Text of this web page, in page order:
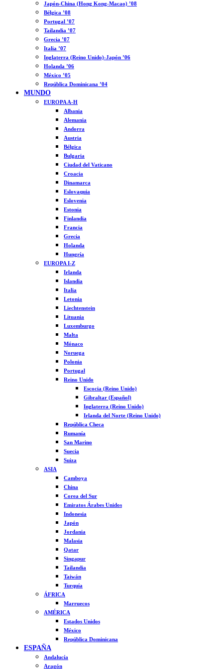
Japón-China (Hong Kong-Macao) ’08
Bélgica ’08
Portugal ’07
Tailandia ’07
Grecia ’07
Italia ’07
Inglaterra (Reino Unido)-Japón ’06
Holanda ’06
México ’05
República Dominicana ’04
MUNDO
EUROPA A-H
Albania
Alemania
Andorra
Austria
Bélgica
Bulgaria
Ciudad del Vaticano
Croacia
Dinamarca
Eslovaquia
Eslovenia
Estonia
Finlandia
Francia
Grecia
Holanda
Hungría
EUROPA I-Z
Irlanda
Islandia
Italia
Letonia
Liechtenstein
Lituania
Luxemburgo
Malta
Mónaco
Noruega
Polonia
Portugal
Reino Unido
Escocia (Reino Unido)
Gibraltar (Español)
Inglaterra (Reino Unido)
Irlanda del Norte (Reino Unido)
República Checa
Rumanía
San Marino
Suecia
Suiza
ASIA
Camboya
China
Corea del Sur
Emiratos Árabes Unidos
Indonesia
Japón
Jordania
Malasia
Qatar
Singapur
Tailandia
Taiwán
Turquía
ÁFRICA
Marruecos
AMÉRICA
Estados Unidos
México
República Dominicana
ESPAÑA
Andalucía
Aragón